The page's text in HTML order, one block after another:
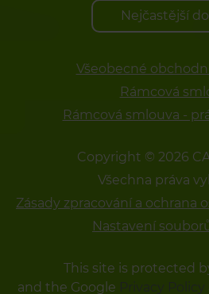
Nejčastější
Všeobecné
Rámcová
Rámcová smlouva -
Copyright © 2026
Všechna práva
Zásady zpracování a ochrana
Nastavení
This site is protected
and the Google Privacy Policy